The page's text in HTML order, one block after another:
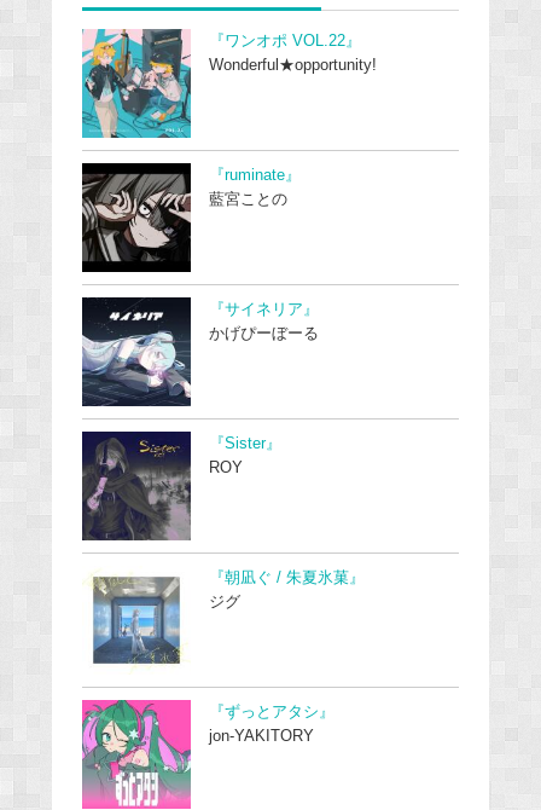
『ワンオポ VOL.22』
Wonderful★opportunity!
『ruminate』
藍宮ことの
『サイネリア』
かげぴーぼーる
『Sister』
ROY
『朝凪ぐ / 朱夏氷菓』
ジグ
『ずっとアタシ』
jon-YAKITORY